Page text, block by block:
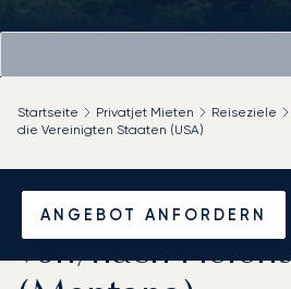
ANGEBOT ANFORDERN
Startseite Privatjet Mieten Reiseziele
die Vereinigten Staaten (USA)
Mieten Sie
von/nach